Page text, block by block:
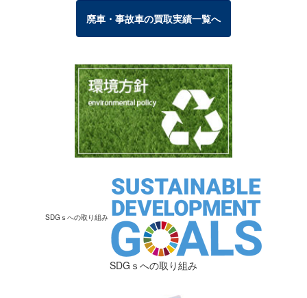
廃車・事故車の買取実績一覧へ
SDGｓへの取り組み
SDGｓへの取り組み